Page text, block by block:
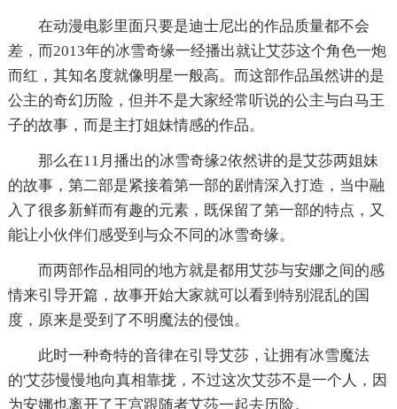
在动漫电影里面只要是迪士尼出的作品质量都不会
差，而2013年的冰雪奇缘一经播出就让艾莎这个角色一炮
而红，其知名度就像明星一般高。而这部作品虽然讲的是
公主的奇幻历险，但并不是大家经常听说的公主与白马王
子的故事，而是主打姐妹情感的作品。
那么在11月播出的冰雪奇缘2依然讲的是艾莎两姐妹
的故事，第二部是紧接着第一部的剧情深入打造，当中融
入了很多新鲜而有趣的元素，既保留了第一部的特点，又
能让小伙伴们感受到与众不同的冰雪奇缘。
而两部作品相同的地方就是都用艾莎与安娜之间的感
情来引导开篇，故事开始大家就可以看到特别混乱的国
度，原来是受到了不明魔法的侵蚀。
此时一种奇特的音律在引导艾莎，让拥有冰雪魔法
的'艾莎慢慢地向真相靠拢，不过这次艾莎不是一个人，因
为安娜也离开了王宫跟随者艾莎一起去历险。